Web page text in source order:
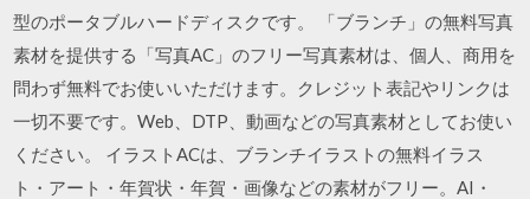
型のポータブルハードディスクです。 「ブランチ」の無料写真
素材を提供する「写真AC」のフリー写真素材は、個人、商用を
問わず無料でお使いいただけます。クレジット表記やリンクは
一切不要です。Web、DTP、動画などの写真素材としてお使い
ください。 イラストACは、ブランチイラストの無料イラス
ト・アート・年賀状・年賀・画像などの素材がフリー。AI・